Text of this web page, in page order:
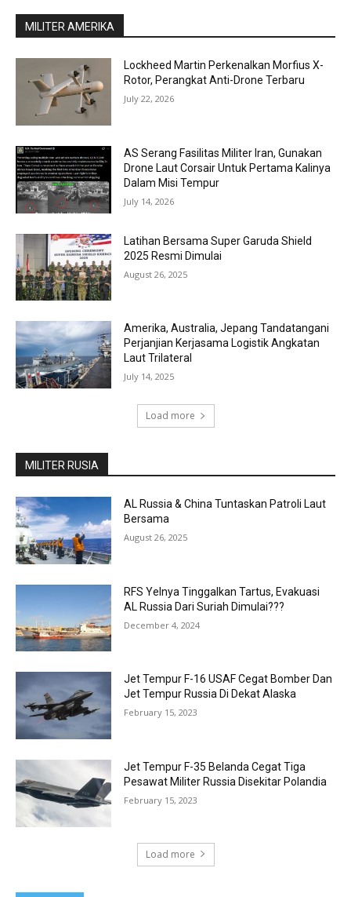
MILITER AMERIKA
Lockheed Martin Perkenalkan Morfius X-
Rotor, Perangkat Anti-Drone Terbaru
July 22, 2026
AS Serang Fasilitas Militer Iran, Gunakan
Drone Laut Corsair Untuk Pertama Kalinya
Dalam Misi Tempur
July 14, 2026
Latihan Bersama Super Garuda Shield
2025 Resmi Dimulai
August 26, 2025
Amerika, Australia, Jepang Tandatangani
Perjanjian Kerjasama Logistik Angkatan
Laut Trilateral
July 14, 2025
Load more
MILITER RUSIA
AL Russia & China Tuntaskan Patroli Laut
Bersama
August 26, 2025
RFS Yelnya Tinggalkan Tartus, Evakuasi
AL Russia Dari Suriah Dimulai???
December 4, 2024
Jet Tempur F-16 USAF Cegat Bomber Dan
Jet Tempur Russia Di Dekat Alaska
February 15, 2023
Jet Tempur F-35 Belanda Cegat Tiga
Pesawat Militer Russia Disekitar Polandia
February 15, 2023
Load more